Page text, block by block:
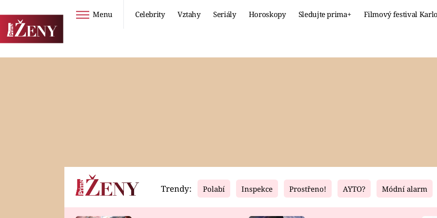
Menu Celebrity Vztahy Seriály Horoskopy Sledujte prima+ Filmový festival
Horoskopy Video Fresh Living
Trendy: Polabí Inspekce Prostřeno! AYTO? Módní alarm